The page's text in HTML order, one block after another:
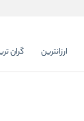
ارزانترین گران